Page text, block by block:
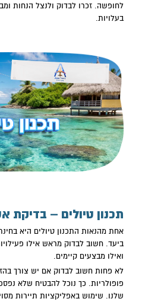
לחופשה. זכרו לבדוק ולנצל הנחות
בעלויות.
תכנון טיולים – בדיקת
אחת מהנאות התכנון טיולים היא
ביעד. חשוב לבדוק מראש אילו
ואילו מבצעים קיימים.
לא פחות חשוב לבדוק אם יש צורך
פופולריות. כך נוכל להבטיח שלא
שלנו. שימוש באפליקציות תיירות